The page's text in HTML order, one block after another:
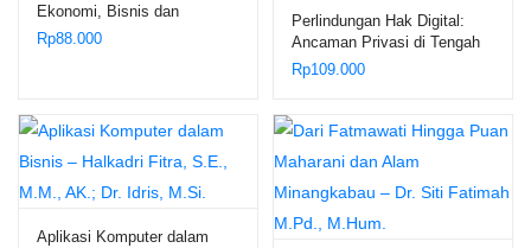
Ekonomi, Bisnis dan
Keuangan dalam Bingkai Al-
Rp88.000
Perlindungan Hak Digital:
Ancaman Privasi di Tengah
Serangan Social Engineering
Rp109.000
Aplikasi Komputer dalam